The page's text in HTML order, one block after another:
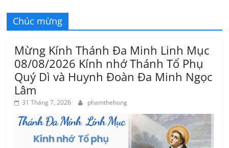
Chúc mừng
Mừng Kính Thánh Đa Minh Linh Mục
08/08/2026 Kính nhớ Thánh Tổ Phụ
Quý Dì và Huynh Đoàn Đa Minh Ngọc
Lâm
31 Tháng 7, 2026 phamthehong